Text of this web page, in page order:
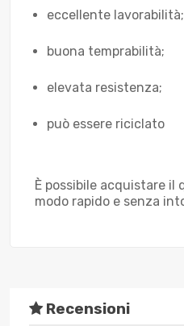
eccellente lavorabilità;
buona temprabilità;
elevata resistenza;
può essere riciclato
È possibile acquistare il
modo rapido e senza
Recensioni